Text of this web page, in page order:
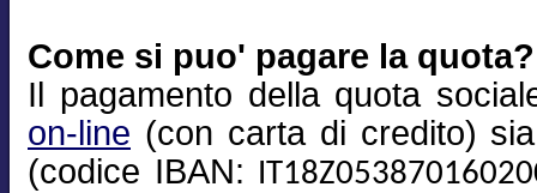
Come si puo' pagare la quota?
Il pagamento della quota
on-line (con carta di credito)
(codice IBAN: